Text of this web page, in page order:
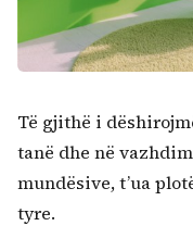
Të gjithë i
tanë dhe në
mundësive, t’ua
tyre.